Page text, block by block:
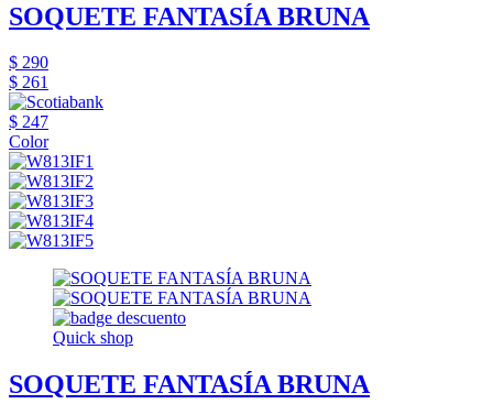
SOQUETE FANTASÍA BRUNA
$ 290
$ 261
$ 247
Color
Quick shop
SOQUETE FANTASÍA BRUNA